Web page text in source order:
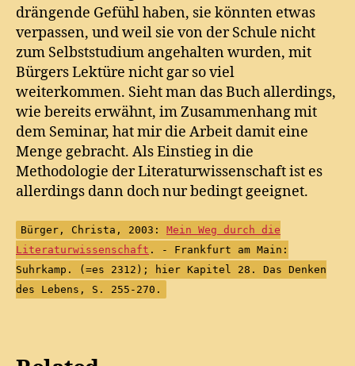
drängende Gefühl haben, sie könnten etwas
verpassen, und weil sie von der Schule nicht
zum Selbststudium angehalten wurden, mit
Bürgers Lektüre nicht gar so viel
weiterkommen. Sieht man das Buch allerdings,
wie bereits erwähnt, im Zusammenhang mit
dem Seminar, hat mir die Arbeit damit eine
Menge gebracht. Als Einstieg in die
Methodologie der Literaturwissenschaft ist es
allerdings dann doch nur bedingt geeignet.
Bürger, Christa, 2003: Mein Weg durch die
Literaturwissenschaft . - Frankfurt am Main:
Suhrkamp. (=es 2312); hier Kapitel 28. Das Denken
des Lebens, S. 255-270.